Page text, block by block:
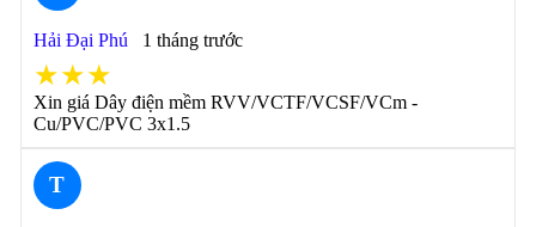
Hải Đại Phú 1 tháng trước
★★★
Xin giá Dây điện mềm RVV/VCTF/VCSF/VCm -
Cu/PVC/PVC 3x1.5
T